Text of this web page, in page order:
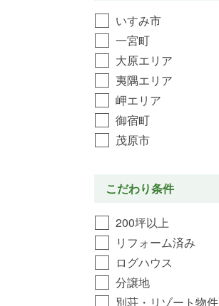
いすみ市
一宮町
大原エリア
夷隅エリア
岬エリア
御宿町
茂原市
こだわり条件
200坪以上
リフォーム済み
ログハウス
分譲地
別荘・リゾート物件